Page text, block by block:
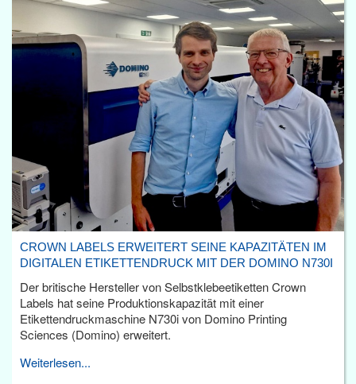
CROWN LABELS ERWEITERT SEINE KAPAZITÄTEN IM
DIGITALEN ETIKETTENDRUCK MIT DER DOMINO N730I
Der britische Hersteller von Selbstklebeetiketten Crown
Labels hat seine Produktionskapazität mit einer
Etikettendruckmaschine N730i von Domino Printing
Sciences (Domino) erweitert.
Weiterlesen...